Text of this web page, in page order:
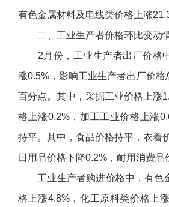
有色金属材料及电线类价格上涨
二、工业生产者价格环比变动
2 月份，工业生产者出厂价格
涨0.5%，影响工业生产者出厂价格
百分点。其中，采掘工业价格上涨
格上涨0.2%，加工工业价格上涨
持平。其中，食品价格持平，衣着
日用品价格下降0.2%，耐用消费品
工业生产者购进价格中，有色
格上涨4.8%，化工原料类价格上涨